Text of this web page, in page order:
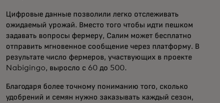
Цифровые данные позволили легко отслеживать
ожидаемый урожай. Вместо того чтобы идти пешком
задавать вопросы фермеру, Салим может бесплатно
отправить мгновенное сообщение через платформу. В
результате число фермеров, участвующих в проекте
Nabigingo, выросло с 60 до 500.
Благодаря более точному пониманию того, сколько
удобрений и семян нужно заказывать каждый сезон,